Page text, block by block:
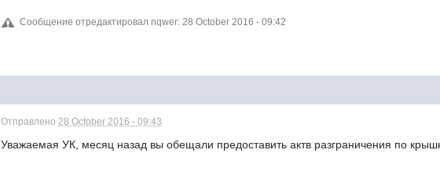
Сообщение отредактировал nqwer: 28 October 2016 - 09:42
Отправлено28 October 2016 - 09:43
Уважаемая УК, месяц назад вы обещали предоставить актв разграничения по